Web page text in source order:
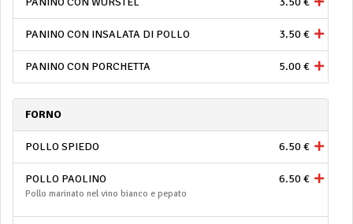
PANINO CON INSALATA DI POLLO 3.50 €
PANINO CON PORCHETTA 5.00 €
FORNO
POLLO SPIEDO 6.50 €
POLLO PAOLINO 6.50 €
Pollo marinato nel vino bianco e pepato